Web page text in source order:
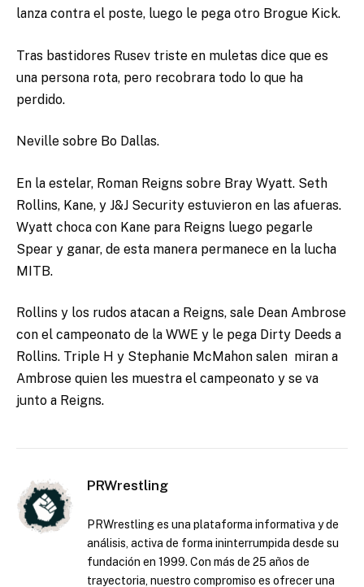
lanza contra el poste, luego le pega otro Brogue Kick.
Tras bastidores Rusev triste en muletas dice que es
una persona rota, pero recobrara todo lo que ha
perdido.
Neville sobre Bo Dallas.
En la estelar, Roman Reigns sobre Bray Wyatt. Seth
Rollins, Kane, y J&J Security estuvieron en las afueras.
Wyatt choca con Kane para Reigns luego pegarle
Spear y ganar, de esta manera permanece en la lucha
MITB.
Rollins y los rudos atacan a Reigns, sale Dean Ambrose
con el campeonato de la WWE y le pega Dirty Deeds a
Rollins. Triple H y Stephanie McMahon salen miran a
Ambrose quien les muestra el campeonato y se va
junto a Reigns.
PRWrestling
PRWrestling es una plataforma informativa y de
análisis, activa de forma ininterrumpida desde su
fundación en 1999. Con más de 25 años de
trayectoria, nuestro compromiso es ofrecer una